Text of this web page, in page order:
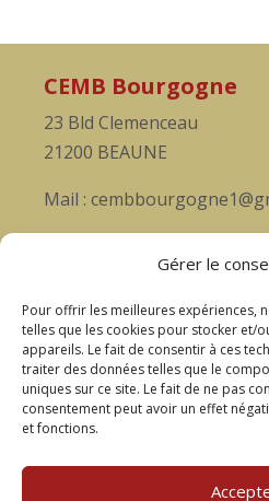
Gérer le
Pour offrir les meilleures expériences,
telles que les cookies pour stocker et/
appareils. Le fait de consentir à ces
traiter des données telles que le
uniques sur ce site. Le fait de ne pas
consentement peut avoir un effet
et fonctions.
CEMB Bourgogne
23 Bld Clemenceau
21200 BEAUNE
Mail :
Soutenez nous
aventure musicale et
Accèder au formulaire
Liens utiles
Mentions légales